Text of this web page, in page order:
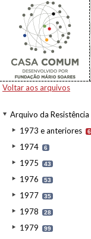
Voltar aos arquivos
Arquivo da
1973 e anteriores 6
1974 6
1975 43
1976 53
1977 35
1978 28
1979 99